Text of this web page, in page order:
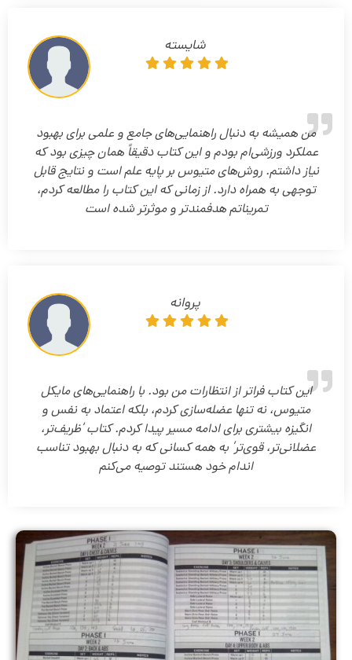
شایسته
من همیشه به دنبال راهنمایی‌های جامع و علمی برای بهبود
عملکرد ورزشی‌ام بودم و این کتاب دقیقاً همان چیزی بود که
نیاز داشتم. روش‌های متیوس بر پایه علم است و نتایج قابل
توجهی به همراه دارد. از زمانی که این کتاب را مطالعه کردم،
تمریناتم هدفمندتر و موثرتر شده است
پروانه
این کتاب فراتر از انتظارات من بود. با راهنمایی‌های مایکل
متیوس، نه تنها عضله‌سازی کردم، بلکه اعتماد به نفس و
انگیزه بیشتری برای ادامه مسیر پیدا کردم. کتاب ‘ظریف‌تر،
عضلانی‌تر، قوی‌تر’ به همه کسانی که به دنبال بهبود تناسب
اندام خود هستند توصیه می‌کنم